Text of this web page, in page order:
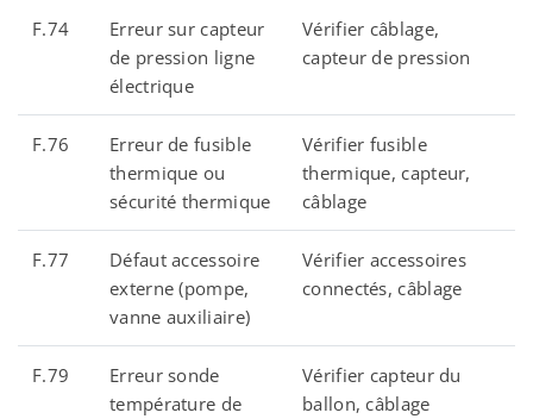
F.74
Erreur sur capteur
de pression ligne
électrique
Vérifier câblage,
capteur de pression
F.76
Erreur de fusible
thermique ou
sécurité thermique
Vérifier fusible
thermique, capteur,
câblage
F.77
Défaut accessoire
externe (pompe,
vanne auxiliaire)
Vérifier accessoires
connectés, câblage
F.79
Erreur sonde
température de
Vérifier capteur du
ballon, câblage